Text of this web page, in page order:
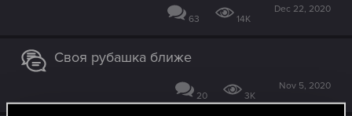
63 14K
Dec 22, 2020
Своя рубашка ближе
20 3K
Nov 5, 2020